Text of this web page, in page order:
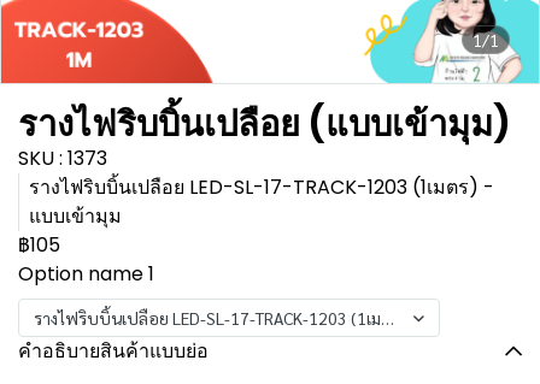
1/1
รางไฟริบบิ้นเปลือย (แบบเข้ามุม)
SKU : 1373
รางไฟริบบิ้นเปลือย LED-SL-17-TRACK-1203 (1เมตร) -
แบบเข้ามุม
฿105
Option name 1
รางไฟริบบิ้นเปลือย LED-SL-17-TRACK-1203 (1เมตร) - แบบเข้ามุม
คำอธิบายสินค้าแบบย่อ